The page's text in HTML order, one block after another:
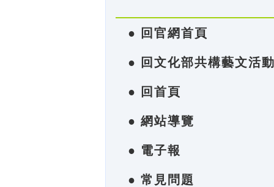
● 回官網首頁
● 回文化部共構藝文活
● 回首頁
● 網站導覽
● 電子報
● 常見問題